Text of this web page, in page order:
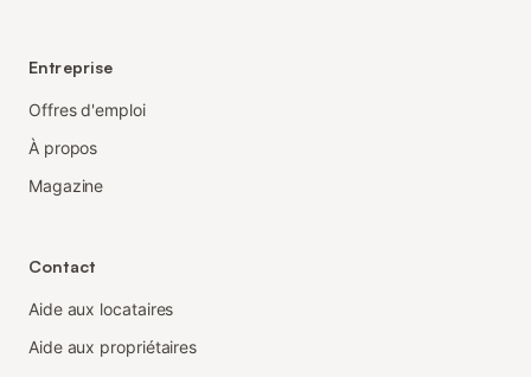
Entreprise
Offres d'emploi
À propos
Magazine
Contact
Aide aux locataires
Aide aux propriétaires